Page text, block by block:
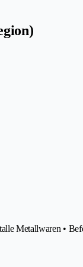
Metallwaren •